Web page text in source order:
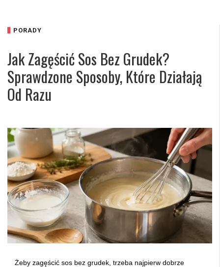
PORADY
Jak Zagęścić Sos Bez Grudek?
Sprawdzone Sposoby, Które Działają
Od Razu
Żeby zagęścić sos bez grudek, trzeba najpierw dobrze